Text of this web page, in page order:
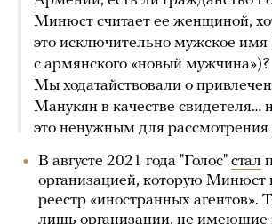
Минюст считает ее женщиной,
это исключительно мужское имя
с армянского «новый мужчина»)?
Мы ходатайствовали о
Манукян в качестве свидетеля…
это ненужным для рассмотрения
В августе 2021 года "Голос" стал
организацией, которую Минюст
реестр «иностранных агентов».
лишь организации, не имеющие